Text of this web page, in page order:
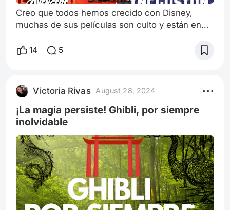
Creo que todos hemos crecido con Disney,
muchas de sus películas son culto y están en
adquirido Marvel no supuso una fuente de
ha crecido exponencialmente, se han expandido
adquiriendo estudios, medios de comunicación,
entre otros activos. Esto no es necesariamente
ma
14 5
Victoria Rivas August 28, 2024
¡La magia persiste! Ghibli, por siempre
inolvidable